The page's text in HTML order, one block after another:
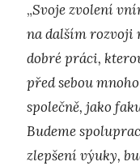
„Svoje zvolení
na dalším rozvoji
dobré práci,
před sebou
společně, jako
Budeme
zlepšení výuky,